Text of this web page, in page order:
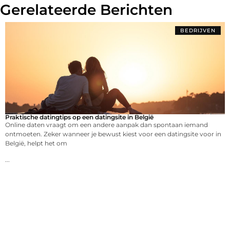
Gerelateerde Berichten
BEDRIJVEN
Praktische datingtips op een datingsite in België
Online daten vraagt om een andere aanpak dan spontaan iemand
ontmoeten. Zeker wanneer je bewust kiest voor een datingsite voor in
België, helpt het om
...